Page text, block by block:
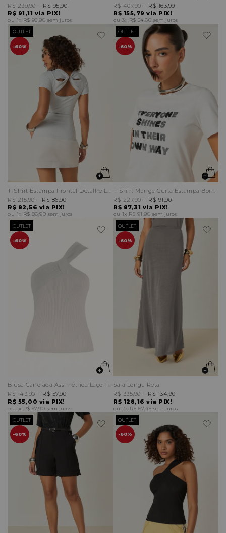
R$ 91,11 via PIX!
R$ 239,90 R$ 95,90
1x R$ 95,90 sem juros
R$ 155,79 via PIX!
R$ 407,90 R$ 163,99
3x R$ 54,66 sem juros
60%
OUTLET
T-Shirt Estampa Frontal Detalhe Laço Argola Costas
R$ 82,56 via PIX!
R$ 215,90 R$ 86,90
1x R$ 86,90 sem juros
60%
OUTLET
T-Shirt Manga Curta Estampa Bordado Frontal
R$ 87,31 via PIX!
R$ 227,90 R$ 91,90
1x R$ 91,90 sem juros
60%
OUTLET
Blusa Canelada Assimétrica Laço Frontal
R$ 55,00 via PIX!
R$ 143,90 R$ 57,90
1x R$ 57,90 sem juros
60%
OUTLET
Saia Longa Reta
R$ 128,16 via PIX!
R$ 335,90 R$ 134,90
2x R$ 67,45 sem juros
60%
OUTLET
60%
OUTLET